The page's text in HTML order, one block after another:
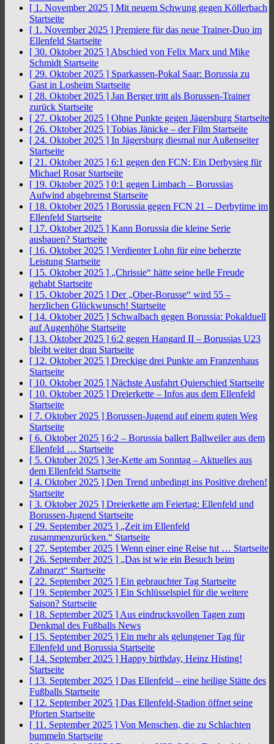
[ 1. November 2025 ] Mit neuem Schwung gegen Köllerbach
Startseite
[ 1. November 2025 ] Premiere für das neue Trainer-Duo im
Ellenfeld Startseite
[ 30. Oktober 2025 ] Abschied von Felix Marx und Mike
Schmidt Startseite
[ 29. Oktober 2025 ] Sparkassen-Pokal Saar: Borussia zu
Gast in Losheim Startseite
[ 28. Oktober 2025 ] Jan Berger tritt als Borussen-Trainer
zurück Startseite
[ 27. Oktober 2025 ] Ohne Punkte gegen Jägersburg Startseite
[ 26. Oktober 2025 ] Tobias Jänicke – der Film Startseite
[ 24. Oktober 2025 ] In Jägersburg diesmal nur Außenseiter
Startseite
[ 21. Oktober 2025 ] 6:1 gegen den FCN: Ein Derbysieg für
Michael Rosar Startseite
[ 19. Oktober 2025 ] 0:1 gegen Limbach – Borussias
Aufwind abgebremst Startseite
[ 18. Oktober 2025 ] Borussia gegen FCN 21 – Derbytime im
Ellenfeld Startseite
[ 17. Oktober 2025 ] Kann Borussia die kleine Serie
ausbauen? Startseite
[ 16. Oktober 2025 ] Verdienter Lohn für eine beherzte
Leistung Startseite
[ 15. Oktober 2025 ] „Chrissie“ hätte seine helle Freude
gehabt Startseite
[ 15. Oktober 2025 ] Der „Ober-Borusse“ wird 55 –
herzlichen Glückwunsch! Startseite
[ 14. Oktober 2025 ] Schwalbach gegen Borussia: Pokalduell
auf Augenhöhe Startseite
[ 13. Oktober 2025 ] 6:2 gegen Hangard II – Borussias U23
bleibt weiter dran Startseite
[ 12. Oktober 2025 ] Dreckige drei Punkte am Franzenhaus
Startseite
[ 10. Oktober 2025 ] Nächste Ausfahrt Quierschied Startseite
[ 10. Oktober 2025 ] Dreierkette – Infos aus dem Ellenfeld
Startseite
[ 7. Oktober 2025 ] Borussen-Jugend auf einem guten Weg
Startseite
[ 6. Oktober 2025 ] 6:2 – Borussia ballert Ballweiler aus dem
Ellenfeld … Startseite
[ 5. Oktober 2025 ] 3er-Kette am Sonntag – Aktuelles aus
dem Ellenfeld Startseite
[ 4. Oktober 2025 ] Den Trend unbedingt ins Positive drehen!
Startseite
[ 3. Oktober 2025 ] Dreierkette am Feiertag: Ellenfeld und
Borussen-Jugend Startseite
[ 29. September 2025 ] „Zeit im Ellenfeld
zusammenzurücken.“ Startseite
[ 27. September 2025 ] Wenn einer eine Reise tut … Startseite
[ 26. September 2025 ] „Das ist wie ein Besuch beim
Zahnarzt“ Startseite
[ 22. September 2025 ] Ein gebrauchter Tag Startseite
[ 19. September 2025 ] Ein Schlüsselspiel für die weitere
Saison? Startseite
[ 18. September 2025 ] Aus eindrucksvollen Tagen zum
Denkmal des Fußballs News
[ 15. September 2025 ] Ein mehr als gelungener Tag für
Ellenfeld und Borussia Startseite
[ 14. September 2025 ] Happy birthday, Heinz Histing!
Startseite
[ 13. September 2025 ] Das Ellenfeld – eine heilige Stätte des
Fußballs Startseite
[ 12. September 2025 ] Das Ellenfeld-Stadion öffnet seine
Pforten Startseite
[ 11. September 2025 ] Von Menschen, die zu Schlachten
bummeln Startseite